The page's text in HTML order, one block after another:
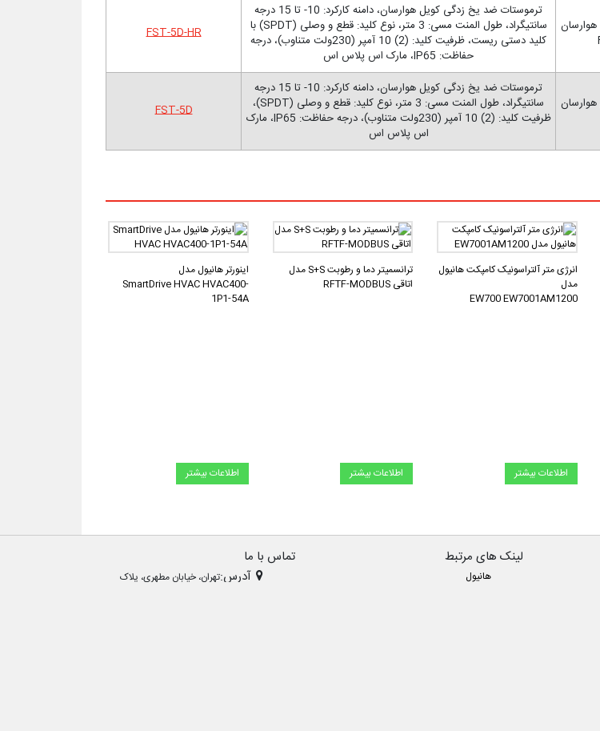
ترموستات ضد یخ زدگی کویل هوارسان، دامنه کارکرد: 10- تا 15 درجه
سانتیگراد، طول المنت مسی: 3 متر، نوع کلید: قطع و وصلی (SPDT) با
کلید دستی ریست، ظرفیت کلید: (2) 10 آمپر (230ولت متناوب)، درجه
حفاظت: IP65، مارک اس پلاس اس
FST-5D-HR
ترموستات ضد یخ زدگی کویل هوارسان، دامنه کارکرد: 10- تا 15 درجه
سانتیگراد، طول المنت مسی: 3 متر، نوع کلید: قطع و وصلی (SPDT)،
ظرفیت کلید: (2) 10 آمپر (230ولت متناوب)، درجه حفاظت: IP65، مارک
اس پلاس اس
FST-5D
انرژی متر آلتراسونیک کامپکت هانیول
مدل
EW700 EW7001AM1200
اطلاعات بیشتر
ترانسمیتر دما و رطوبت S+S مدل
اتاقی RFTF-MODBUS
اطلاعات بیشتر
اینورتر هانیول مدل
SmartDrive HVAC HVAC400-
1P1-54A
اطلاعات بیشتر
لینک های مرتبط
هانیول
تماس با ما
آدرس:تهران، خیابان مطهری، پلاک